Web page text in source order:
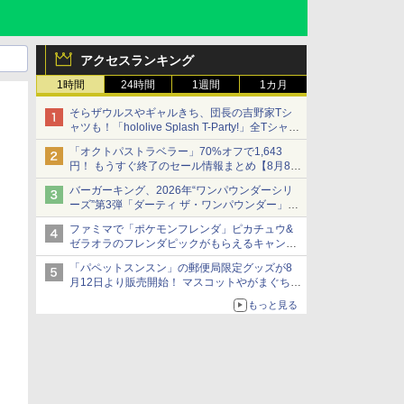
アクセスランキング
1時間 24時間 1週間 1カ月
そらザウルスやギャルきち、団長の吉野家Tシ
ャツも！「hololive Splash T-Party!」全Tシャツ
ラインナップ公開＆オンライン販売開始
「オクトパストラベラー」70%オフで1,643
円！ もうすぐ終了のセール情報まとめ【8月8日
更新】
ニンテンドーeショップでは「大神 絶景版」が
67%オフで990円
バーガーキング、2026年“ワンパウンダーシリ
ーズ”第3弾「ダーティ ザ・ワンパウンダー」を
8月7日発売
「特製ガーリックマヨソース」を使用した超大
型チーズバーガー
ファミマで「ポケモンフレンダ」ピカチュウ&
ゼラオラのフレンダピックがもらえるキャンペ
ーン開催！
「パペットスンスン」の郵便局限定グッズが8
月12日より販売開始！ マスコットやがまぐち、
もっと見る